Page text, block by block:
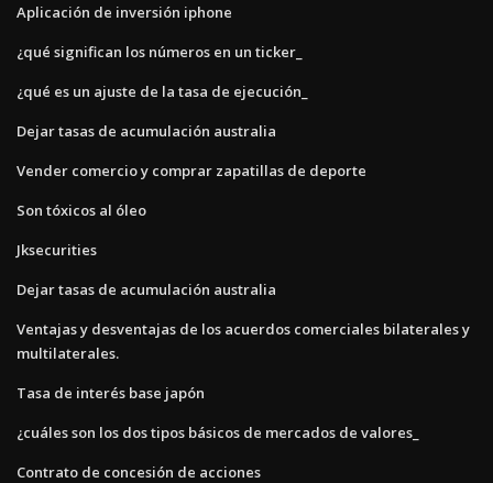
Aplicación de inversión iphone
¿qué significan los números en un ticker_
¿qué es un ajuste de la tasa de ejecución_
Dejar tasas de acumulación australia
Vender comercio y comprar zapatillas de deporte
Son tóxicos al óleo
Jksecurities
Dejar tasas de acumulación australia
Ventajas y desventajas de los acuerdos comerciales bilaterales y
multilaterales.
Tasa de interés base japón
¿cuáles son los dos tipos básicos de mercados de valores_
Contrato de concesión de acciones